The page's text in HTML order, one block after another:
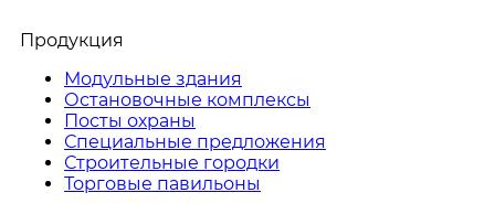
Продукция
Модульные здания
Остановочные комплексы
Посты охраны
Специальные предложения
Строительные городки
Торговые павильоны